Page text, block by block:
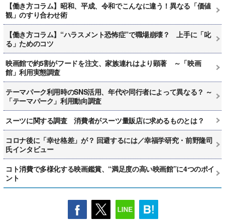
【働き方コラム】昭和、平成、令和でこんなに違う！異なる「価値
観」のすり合わせ術
【働き方コラム】“ハラスメント恐怖症”で職場崩壊？ 上手に「叱
る」ためのコツ
映画館で約5割がフードを注文、家族連れはより顕著 ～「映画
館」利用実態調査
テーマパーク利用時のSNS活用、年代や同行者によって異なる？ ～
「テーマパーク」利用動向調査
スーツに関する調査 消費者がスーツ量販店に求めるものとは？
コロナ後に「幸せ格差」が？ 回避するには／幸福学研究・前野隆司
氏インタビュー
コト消費で多様化する映画鑑賞、“満足度の高い映画館”に4つのポイ
ント